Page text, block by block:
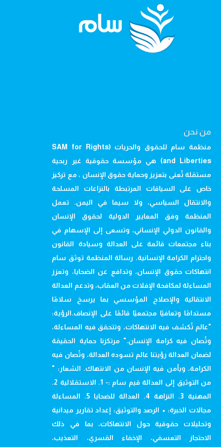
من نحن
منظمة سام للحقوق والحريات (SAM for Rights
and Liberties) هي مؤسسة حقوقية غير ربحية
مستقلة تُعنى بتعزيز وحماية حقوق الإنسان ، مع تركيز
خاص على السياقات المرتبطة بالنزاعات المسلحة
والانتقال السياسي، ولا سيما في اليمن. تعمل
المنظمة وفق المعايير الدولية لحقوق الإنسان
والقانون الدولي الإنساني، وتسعى إلى الإسهام في
بناء مجتمعات قائمة على العدالة وسيادة القانون
واحترام الكرامة الإنسانية. رسالة المنظمة توثق سام
انتهاكات حقوق الإنسان، وتدافع عن الضحايا، وتعزز
المساءلة لمكافحة الإفلات من العقاب، وتدعم العدالة
الانتقالية والإصلاح المؤسسي بما يرسخ سلامًا
مستدامًا وتعافيًا مجتمعيًا قائمًا على الإنصاف.الرؤية:
"عالم تُكشف فيه الانتهاكات، وتتحقق فيه المساءلة،
وتُصان فيه كرامة الإنسان." مرتكزنا حماية الحقيقة
لضمان العدالة رؤيتنا عالم تسوده العدالة، وتُصان فيه
الكرامة، ويأمن فيه الإنسان من الانتهاك. الشعار: "
من التوثيق إلى العدالة قيم سام :- 1. الاستقلالية 2.
المهنية 3. النزاهة 4. العدالة للضحايا 5. المساءلة
مجالات الخبرة: • الرصد والتوثيق: إعداد تقارير ميدانية
وتحليلات حقوقية حول الانتهاكات، بما في ذلك
الاحتجاز التعسفي، الإخفاء القسري، التعذيب،